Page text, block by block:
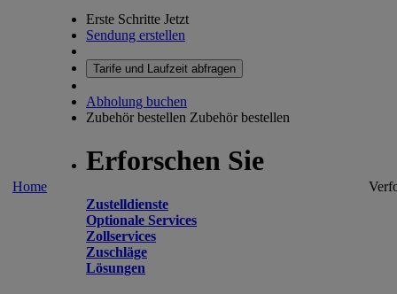
Home
Erste Schritte Jetzt
Sendung erstellen
Tarife und Laufzeit abfragen
Abholung buchen
Zubehör bestellen Zubehör bestellen
Erforschen Sie
Zustelldienste
Optionale Services
Zollservices
Zuschläge
Lösungen